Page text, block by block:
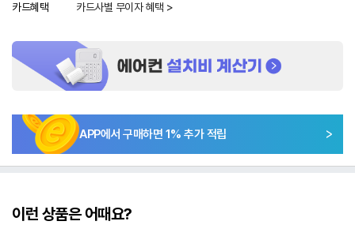
카드혜택 카드사별 무이자 혜택 >
APP에서 구매하면 1 % 추가 적립
이런 상품은 어때요?